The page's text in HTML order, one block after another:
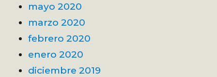
mayo 2020
marzo 2020
febrero 2020
enero 2020
diciembre 2019